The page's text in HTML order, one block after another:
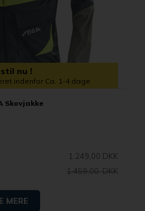
nu !
indenfor Ca. 1-4 dage
Skovjakke
1.249,00 DKK
1.459,00 DKK
MERE